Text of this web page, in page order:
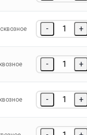
сквозное - +
- +
- +